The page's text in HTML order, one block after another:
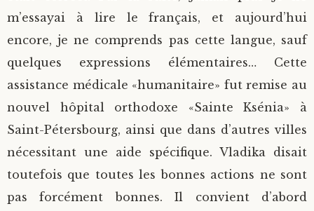
m’essayai à lire le français, et aujourd’hui
encore, je ne comprends pas cette langue, sauf
quelques expressions élémentaires… Cette
assistance médicale «humanitaire» fut remise au
nouvel hôpital orthodoxe «Sainte Ksénia» à
Saint-Pétersbourg, ainsi que dans d’autres villes
nécessitant une aide spécifique. Vladika disait
toutefois que toutes les bonnes actions ne sont
pas forcément bonnes. Il convient d’abord